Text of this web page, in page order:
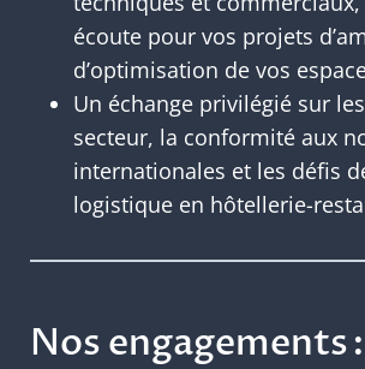
écoute pour vos projets
d’optimisation de vos
Un échange privilégié sur
secteur, la conformité aux
internationales et les défis
logistique en hôtellerie-
Nos engagements :